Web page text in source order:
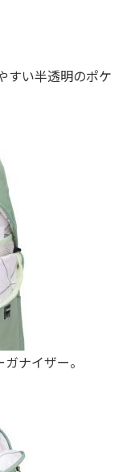
すい半透明のポケ
ナイザー。